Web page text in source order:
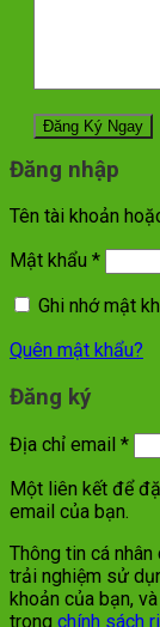
Đăng nhập
Tên tài khoản
Mật khẩu *
Ghi nhớ mật
Quên mật khẩu?
Đăng ký
Địa chỉ email *
Một liên kết để
email của bạn.
Thông tin cá
trải nghiệm sử
khoản của bạn,
trong chính sách